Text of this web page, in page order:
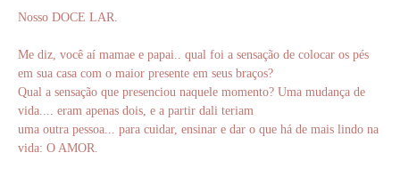
Nosso DOCE LAR.
Me diz, você aí mamae e papai.. qual foi a sensação de colocar os pés
em sua casa com o maior presente em seus braços?
Qual a sensação que presenciou naquele momento? Uma mudança de
vida.... eram apenas dois, e a partir dali teriam
uma outra pessoa... para cuidar, ensinar e dar o que há de mais lindo na
vida: O AMOR.